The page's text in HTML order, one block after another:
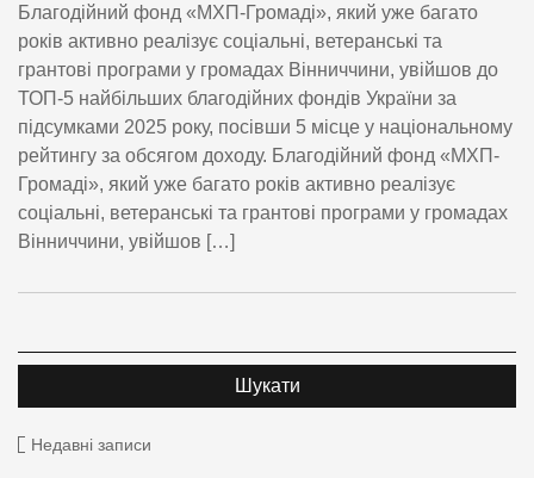
Благодійний фонд «МХП-Громаді», який уже багато
років активно реалізує соціальні, ветеранські та
грантові програми у громадах Вінниччини, увійшов до
ТОП-5 найбільших благодійних фондів України за
підсумками 2025 року, посівши 5 місце у національному
рейтингу за обсягом доходу. Благодійний фонд «МХП-
Громаді», який уже багато років активно реалізує
соціальні, ветеранські та грантові програми у громадах
Вінниччини, увійшов […]
Недавні записи